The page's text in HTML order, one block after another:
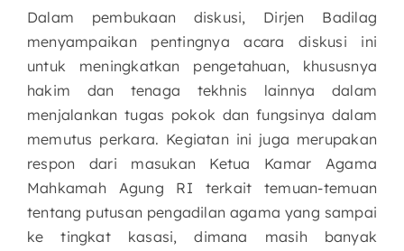
Dalam pembukaan diskusi, Dirjen Badilag
menyampaikan pentingnya acara diskusi ini
untuk meningkatkan pengetahuan, khususnya
hakim dan tenaga tekhnis lainnya dalam
menjalankan tugas pokok dan fungsinya dalam
memutus perkara. Kegiatan ini juga merupakan
respon dari masukan Ketua Kamar Agama
Mahkamah Agung RI terkait temuan-temuan
tentang putusan pengadilan agama yang sampai
ke tingkat kasasi, dimana masih banyak